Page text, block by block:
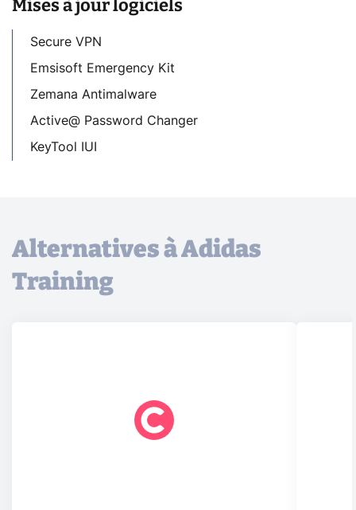
Mises à jour logiciels
Secure VPN
Emsisoft Emergency Kit
Zemana Antimalware
Active@ Password Changer
KeyTool IUI
Alternatives à Adidas
Training